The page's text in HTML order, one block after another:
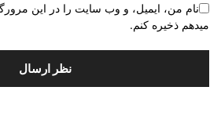
نام من، ایمیل، و وب سایت را در این
میدهم ذخیره کنم.